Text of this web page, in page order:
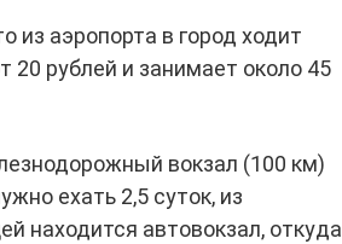
из аэропорта в город ходит
рублей и занимает около 45
вокзал (100 км)
ехать 2,5 суток, из
находится автовокзал, откуда